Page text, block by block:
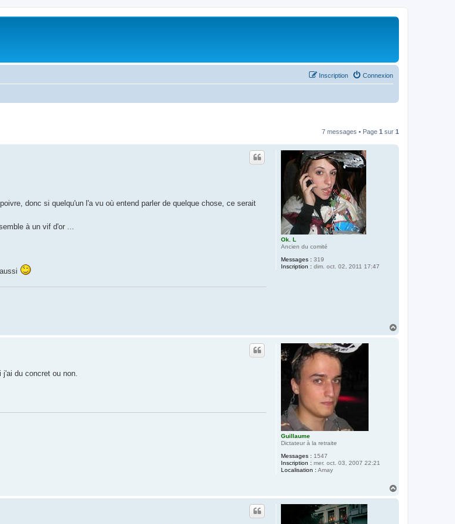
Connexion
Inscription
7 messages • Page 1 sur 1
Ok. L
Ancien du comité
Messages : 319
Inscription : dim. oct. 02, 2011 17:47
donc si quelqu'un l'a vu où entend parler de quelque chose, ce serait
à un vif d'or ...
Guillaume
Dictateur à la retraite
Messages : 1547
Inscription : mer. oct. 03, 2007 22:21
Localisation : Amay
du concret ou non.